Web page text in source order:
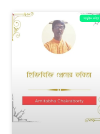
আধুনিক কবিতা